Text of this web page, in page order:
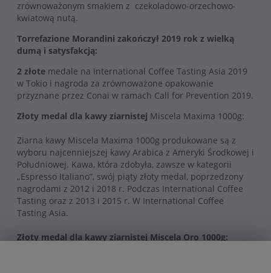
zrównoważonym smakiem z czekoladowo-orzechowo-
kwiatową nutą.
Torrefazione Morandini zakończył 2019 rok z wielką
dumą i satysfakcją:
2 złote medale na International Coffee Tasting Asia 2019
w Tokio i nagroda za zrównoważone opakowanie
przyznane przez Conai w ramach Call for Prevention 2019.
Złoty medal dla kawy ziarnistej Miscela Maxima 1000g:
Ziarna kawy Miscela Maxima 1000g produkowane są z
wyboru najcenniejszej kawy Arabica z Ameryki Środkowej i
Południowej. Kawa, która zdobyła, zawsze w kategorii
„Espresso Italiano”, swój piąty złoty medal, poprzedzony
nagrodami z 2012 i 2018 r. Podczas International Coffee
Tasting oraz z 2013 i 2015 r. W International Coffee
Tasting Asia.
Złoty medal dla kawy ziarnistej Miscela Oro 1000g: